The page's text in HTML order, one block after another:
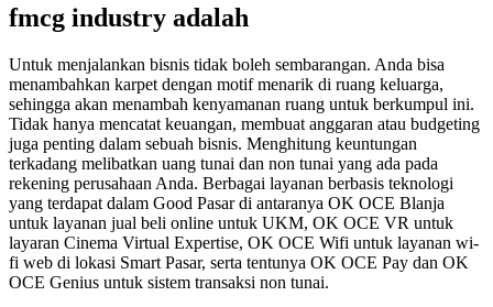
fmcg industry adalah
Untuk menjalankan bisnis tidak boleh sembarangan. Anda bisa
menambahkan karpet dengan motif menarik di ruang keluarga,
sehingga akan menambah kenyamanan ruang untuk berkumpul ini.
Tidak hanya mencatat keuangan, membuat anggaran atau budgeting
juga penting dalam sebuah bisnis. Menghitung keuntungan
terkadang melibatkan uang tunai dan non tunai yang ada pada
rekening perusahaan Anda. Berbagai layanan berbasis teknologi
yang terdapat dalam Good Pasar di antaranya OK OCE Blanja
untuk layanan jual beli online untuk UKM, OK OCE VR untuk
layaran Cinema Virtual Expertise, OK OCE Wifi untuk layanan wi-
fi web di lokasi Smart Pasar, serta tentunya OK OCE Pay dan OK
OCE Genius untuk sistem transaksi non tunai.